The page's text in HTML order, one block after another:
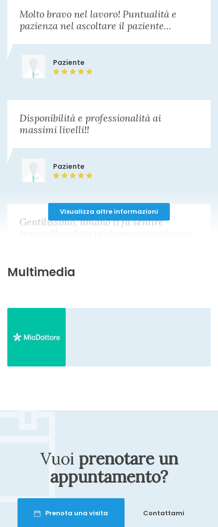
Molto bravo nel lavoro! Puntualità e
pazienza nel ascoltare il paziente...
Paziente
Disponibilità e professionalità ai
massimi livelli!!
Paziente
Gentilissimo, umano ti fa sentire
tranquillo subito,vi ringrazio tantissimo
Attentive and empathetic. Tests were
thorough and results immediate.
Visualizza altre informazioni
Multimedia
Vuoi prenotare un
appuntamento?
Prenota una visita Contattami